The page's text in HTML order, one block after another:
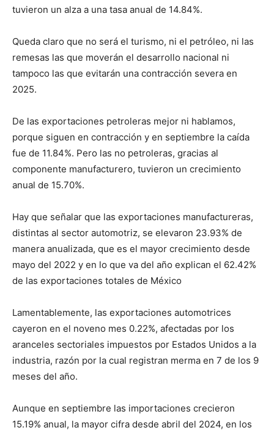
tuvieron un alza a una tasa anual de 14.84%.
Queda claro que no será el turismo, ni el petróleo, ni las
remesas las que moverán el desarrollo nacional ni
tampoco las que evitarán una contracción severa en
2025.
De las exportaciones petroleras mejor ni hablamos,
porque siguen en contracción y en septiembre la caída
fue de 11.84%. Pero las no petroleras, gracias al
componente manufacturero, tuvieron un crecimiento
anual de 15.70%.
Hay que señalar que las exportaciones manufactureras,
distintas al sector automotriz, se elevaron 23.93% de
manera anualizada, que es el mayor crecimiento desde
mayo del 2022 y en lo que va del año explican el 62.42%
de las exportaciones totales de México
Lamentablemente, las exportaciones automotrices
cayeron en el noveno mes 0.22%, afectadas por los
aranceles sectoriales impuestos por Estados Unidos a la
industria, razón por la cual registran merma en 7 de los 9
meses del año.
Aunque en septiembre las importaciones crecieron
15.19% anual, la mayor cifra desde abril del 2024, en los